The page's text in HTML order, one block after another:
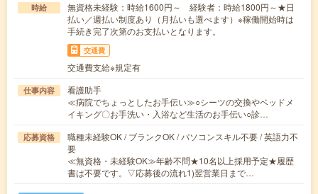
時給
無資格未経験：時給1600円～ 経験者：時給1800円～★日
払い／週払い制度あり（月払いも選べます）※稼働開始時は
手続き完了次第のお支払いとなります。
交通費
交通費支給※規定有
仕事内容
看護助手
≪病院でちょっとしたお手伝い≫○シーツの交換やベッドメ
イキング〇お手洗い・入浴など生活のお手伝い○診…
応募資格
職種未経験OK / ブランクOK / パソコンスキル不要 / 英語力不
要
≪無資格・未経験OK≫年齢不問★10名以上採用予定★履歴
書は不要です。▽応募後の流れ1)翌営業日まで…